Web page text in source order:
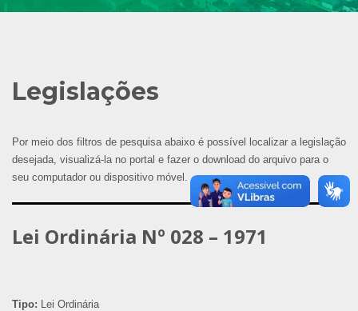
Legislações
Por meio dos filtros de pesquisa abaixo é possível localizar a legislação
desejada, visualizá-la no portal e fazer o download do arquivo para o
seu computador ou dispositivo móvel.
Lei Ordinária Nº 028 – 1971
Tipo: Lei Ordinária